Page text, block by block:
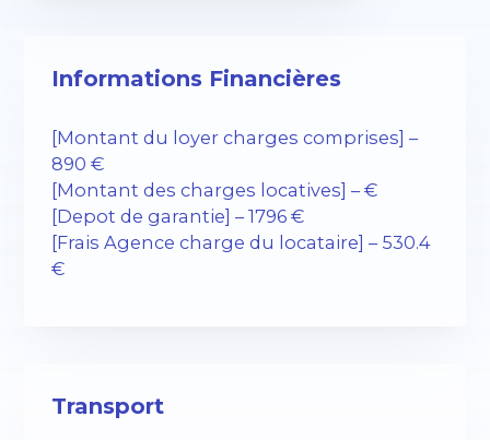
Informations Financières
[Montant du loyer charges comprises] –
890 €
[Montant des charges locatives] – €
[Depot de garantie] – 1796 €
[Frais Agence charge du locataire] – 530.4
€
Transport